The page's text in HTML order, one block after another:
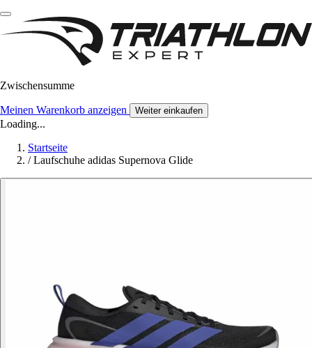
Zwischensumme
Meinen Warenkorb anzeigen Weiter einkaufen
Loading...
Startseite
/ Laufschuhe adidas Supernova Glide